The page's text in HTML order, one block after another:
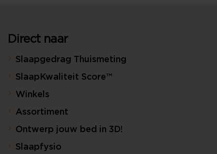
Direct naar
Slaapgedrag Thuismeting
SlaapKwaliteit Score™
Winkels
Assortiment
Ontwerp jouw bed in 3D!
Slaapfysio